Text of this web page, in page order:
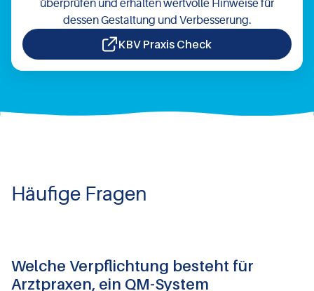
überprüfen und erhalten wertvolle Hinweise für
dessen Gestaltung und Verbesserung.
KBV Praxis Check
Häufige Fragen
Welche Verpflichtung besteht für
Arztpraxen, ein QM-System